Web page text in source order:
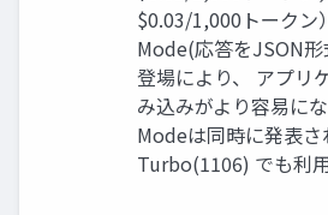
$0.03/1,000トークン
Mode(応答をJSON
登場により、 アプリ
み込みがより容易に
Modeは同時に発表さ
Turbo(1106) でも利用